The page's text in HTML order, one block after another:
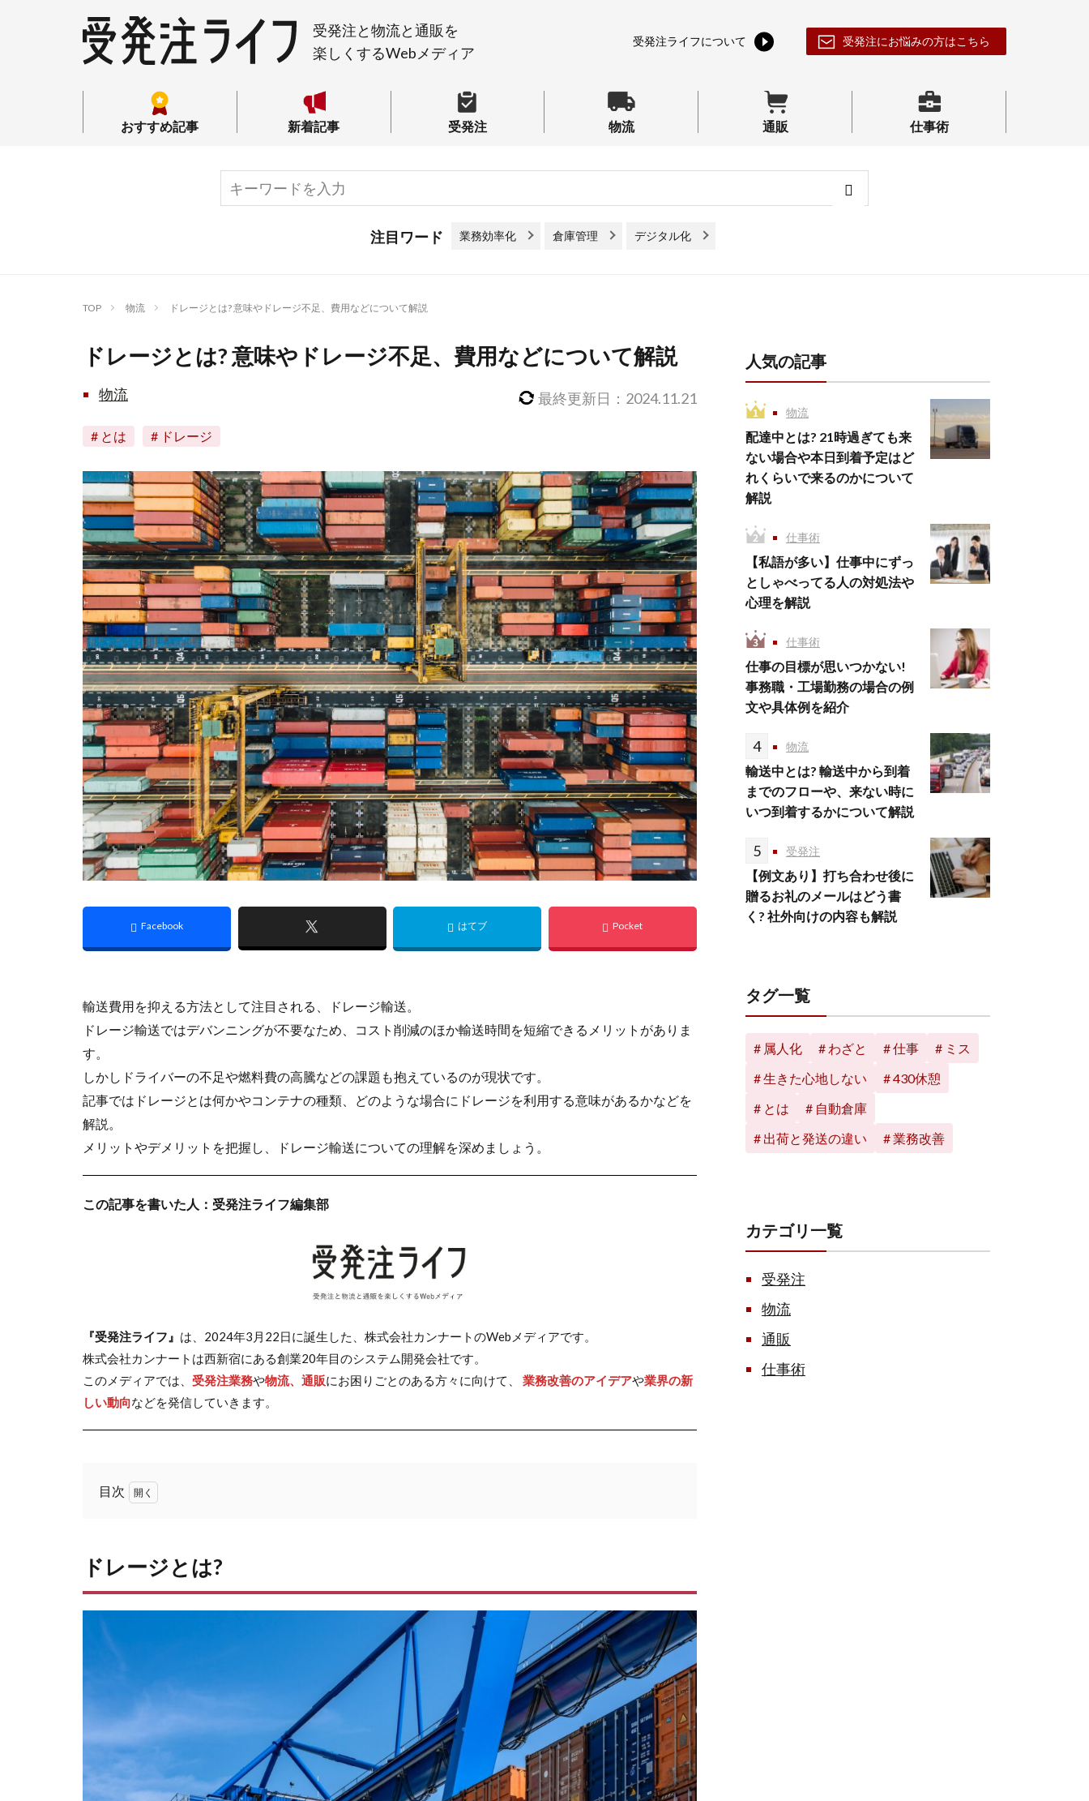
受発注と物流と通販を
楽しくするWebメディア
受発注ライフについて 受発注にお悩みの方はこちら
おすすめ記事 新着記事 受発注 物流 通販 仕事術
業務効率化 倉庫管理 デジタル化
TOP 物流 ドレージとは? 意味やドレージ不足、費用などについて解説
ドレージとは? 意味やドレージ不足、費用などについて解説
物流 最終更新日：2024.11.21
とは ドレージ
輸送費用を抑える方法として注目される、ドレージ輸送。
ドレージ輸送ではデバンニングが不要なため、コスト削減のほか輸送時間を短縮できるメリットがありま
す。
しかしドライバーの不足や燃料費の高騰などの課題も抱えているのが現状です。
記事ではドレージとは何かやコンテナの種類、どのような場合にドレージを利用する意味があるかなどを
解説。
メリットやデメリットを把握し、ドレージ輸送についての理解を深めましょう。
この記事を書いた人：受発注ライフ編集部
『受発注ライフ』 は、2024年3月22日に誕生した、株式会社カンナートのWebメディアです。
株式会社カンナートは西新宿にある創業20年目のシステム開発会社です。
このメディアでは、 受発注業務や物流、通販にお困りごとのある方々に向けて、 業務改善のアイデアや業界の新
しい動向などを発信していきます。
目次
ー
は?
載
ドレージとは?
人気の記事
物流
配達中とは? 21時過ぎても来
ない場合や本日到着予定はど
れくらいで来るのかについて
解説
仕事術
【私語が多い】仕事中にずっ
としゃべってる人の対処法や
心理を解説
仕事術
仕事の目標が思いつかない!
事務職・工場勤務の場合の例
文や具体例を紹介
4 物流
輸送中とは? 輸送中から到着
までのフローや、来ない時に
いつ到着するかについて解説
5 受発注
【例文あり】打ち合わせ後に
贈るお礼のメールはどう書
く? 社外向けの内容も解説
タグ一覧
属人化 わざと 仕事
ミス
生きた心地しない
430休憩
とは
自動倉庫
出荷と発送の違い
業務改善
カテゴリ一覧
受発注
物流
通販
仕事術